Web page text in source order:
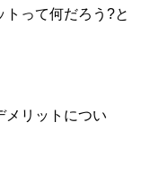
って何だろう?と
メリットについ